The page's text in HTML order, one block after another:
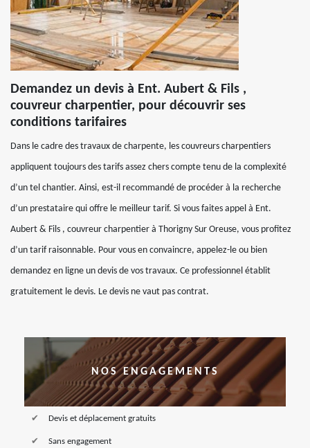
Demandez un devis à Ent. Aubert & Fils ,
couvreur charpentier, pour découvrir ses
conditions tarifaires
Dans le cadre des travaux de charpente, les couvreurs charpentiers
appliquent toujours des tarifs assez chers compte tenu de la complexité
d’un tel chantier. Ainsi, est-il recommandé de procéder à la recherche
d’un prestataire qui offre le meilleur tarif. Si vous faites appel à Ent.
Aubert & Fils , couvreur charpentier à Thorigny Sur Oreuse, vous profitez
d’un tarif raisonnable. Pour vous en convaincre, appelez-le ou bien
demandez en ligne un devis de vos travaux. Ce professionnel établit
gratuitement le devis. Le devis ne vaut pas contrat.
NOS ENGAGEMENTS
Devis et déplacement gratuits
Sans engagement